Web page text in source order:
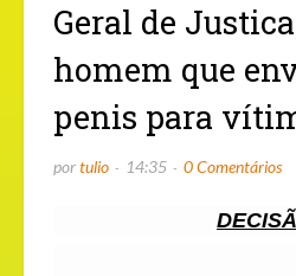
Geral de
homem que
penis para
portulio 14:35 0 Comentários